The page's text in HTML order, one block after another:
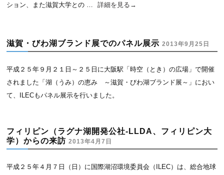
ション、また滋賀大学との … 詳細を見る →
滋賀・びわ湖ブランド展でのパネル展示 2013年9月25日
平成２５年９月２１日～２５日に大阪駅「時空（とき）の広場」で開催
されました「湖（うみ）の恵み ～滋賀・びわ湖ブランド展～」におい
て、ILECもパネル展示を行いました。
フィリピン（ラグナ湖開発公社-LLDA、フィリピン大
学）からの来訪 2013年4月7日
平成２５年４月７日（日）に国際湖沼環境委員会（ILEC）は、総合地球